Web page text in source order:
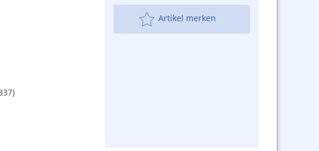
Artikel merken